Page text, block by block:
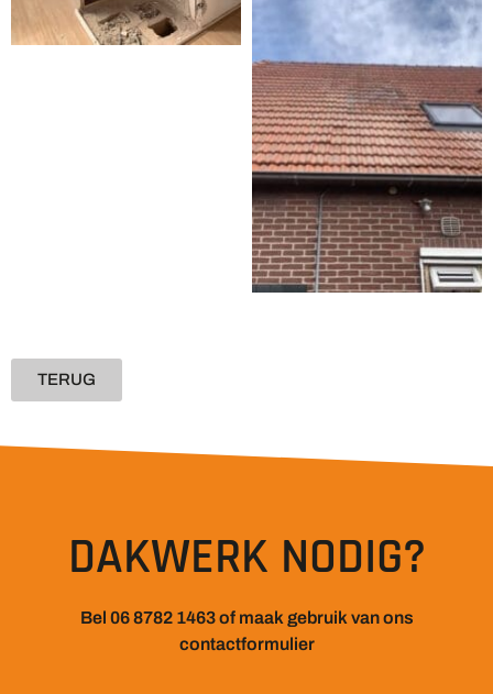
TERUG
DAKWERK NODIG?
Bel 06 8782 1463 of maak gebruik van ons
contactformulier